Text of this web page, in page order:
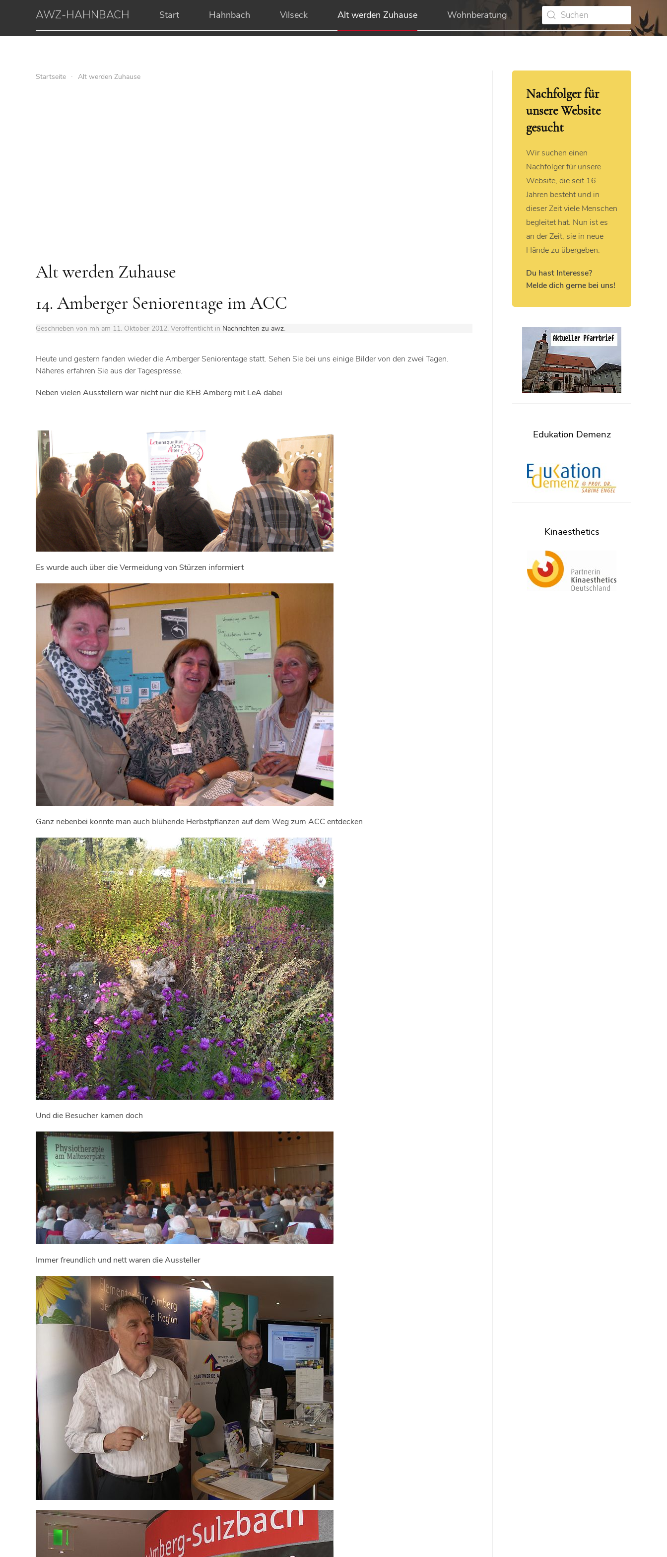
AWZ-HAHNBACH Start Hahnbach Vilseck Alt werden Zuhause Wohnberatung
Startseite Alt werden Zuhause
Alt werden Zuhause
14. Amberger Seniorentage im ACC
Geschrieben von mh am 11. Oktober 2012. Veröffentlicht in Nachrichten zu awz.
Heute und gestern fanden wieder die Amberger Seniorentage statt. Sehen Sie bei uns einige Bilder von den zwei Tagen.
Näheres erfahren Sie aus der Tagespresse.
Neben vielen Ausstellern war nicht nur die KEB Amberg mit LeA dabei
Es wurde auch über die Vermeidung von Stürzen informiert
Ganz nebenbei konnte man auch blühende Herbstpflanzen auf dem Weg zum ACC entdecken
Und die Besucher kamen doch
Immer freundlich und nett waren die Aussteller
Nachfolger für
unsere Website
gesucht
Wir suchen einen
Nachfolger für unsere
Website, die seit 16
Jahren besteht und in
dieser Zeit viele Menschen
begleitet hat. Nun ist es
an der Zeit, sie in neue
Hände zu übergeben.
Du hast Interesse?
Melde dich gerne bei uns!
Edukation Demenz
Kinaesthetics